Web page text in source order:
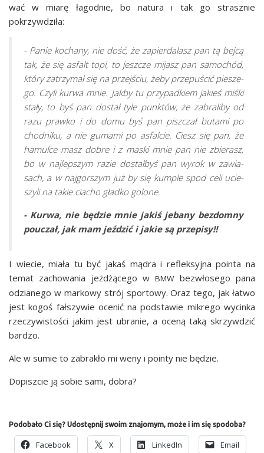
wać w mia­rę łagod­nie, bo natu­ra i tak go strasz­nie
pokrzywdziła:
- Panie kocha­ny, nie dość, że zapier­da­lasz pan tą bej­cą
tak, że się asfalt topi, to jesz­cze mijasz pan samo­chód,
któ­ry zatrzy­mał się na przej­ściu, żeby prze­pu­ścić pie­sze­
go. Czy­li kur­wa mnie. Jak­by tu przy­pad­kiem jakieś miś­ki
sta­ły, to byś pan dostał tyle punk­tów, że zabra­li­by od
razu praw­ko i do domu byś pan pisz­czał buta­mi po
chod­ni­ku, a nie guma­mi po asfal­cie. Ciesz się pan, że
hamul­ce masz dobre i z maski mnie pan nie zbie­rasz,
bo w naj­lep­szym razie dostał­byś pan wyrok w zawia­
sach, a w naj­gor­szym już by się kum­ple spod celi ucie­
szy­li na takie cia­cho gład­ko golone.
- Kur­wa, nie będzie mnie jakiś jeba­ny bez­dom­ny
pouczał, jak mam jeź­dzić i jakie są przepisy!!
I wie­cie, mia­ła tu być jakaś mądra i reflek­syj­na poin­ta na
temat zacho­wa­nia jeż­dżą­ce­go wBMWbez­wło­se­go pana
odzia­ne­go w mar­ko­wy strój spor­to­wy. Oraz tego, jak łatwo
jest kogoś fał­szy­wie oce­nić na pod­sta­wie mikre­go wycin­ka
rze­czy­wi­sto­ści jakim jest ubra­nie, a oce­ną taką skrzyw­dzić
bardzo.
Ale w sumie to zabra­kło mi weny i poin­ty nie będzie.
Dopisz­cie ją sobie sami, dobra?
Podobało Ci się? Udostępnij swoim znajomym, może i im się spodoba?
Face­bo­ok X Lin­ke­dIn Ema­il